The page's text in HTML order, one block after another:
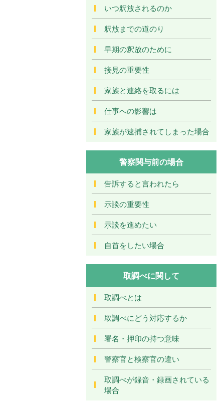
いつ釈放されるのか
釈放までの道のり
早期の釈放のために
接見の重要性
家族と連絡を取るには
仕事への影響は
家族が逮捕されてしまった場合
警察関与前の場合
告訴すると言われたら
示談の重要性
示談を進めたい
自首をしたい場合
取調べに関して
取調べとは
取調べにどう対応するか
署名・押印の持つ意味
警察官と検察官の違い
取調べが録音・録画されている
場合